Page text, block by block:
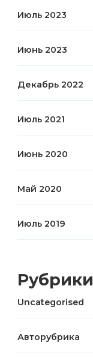
Июль 2023
Июнь 2023
Декабрь 2022
Июль 2021
Июнь 2020
Май 2020
Июль 2019
Рубрики
Uncategorised
Авторубрика